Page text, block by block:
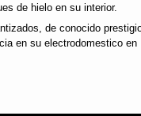
de hielo en su interior.
de conocido
en su electrodomestico en